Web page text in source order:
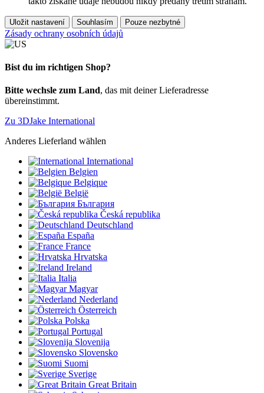
Uložit nastavení Souhlasím Pouze nezbytné
Zásady ochrany osobních údajů
Bist du im richtigen Shop?
Bitte wechsle zum Land, das mit deiner Lieferadresse
übereinstimmt.
Zu 3DJake International
Anderes Lieferland wählen
International
Belgien
Belgique
België
България
Česká republika
Deutschland
España
France
Hrvatska
Ireland
Italia
Magyar
Nederland
Österreich
Polska
Portugal
Slovenija
Slovensko
Suomi
Sverige
Great Britain